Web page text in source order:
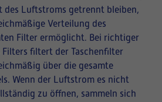
des Luftstroms getrennt bleiben,
Verteilung des
Filter ermöglicht. Bei richtiger
Filters filtert der Taschenfilter
über die gesamte
Wenn der Luftstrom es nicht
zu öffnen, sammeln sich